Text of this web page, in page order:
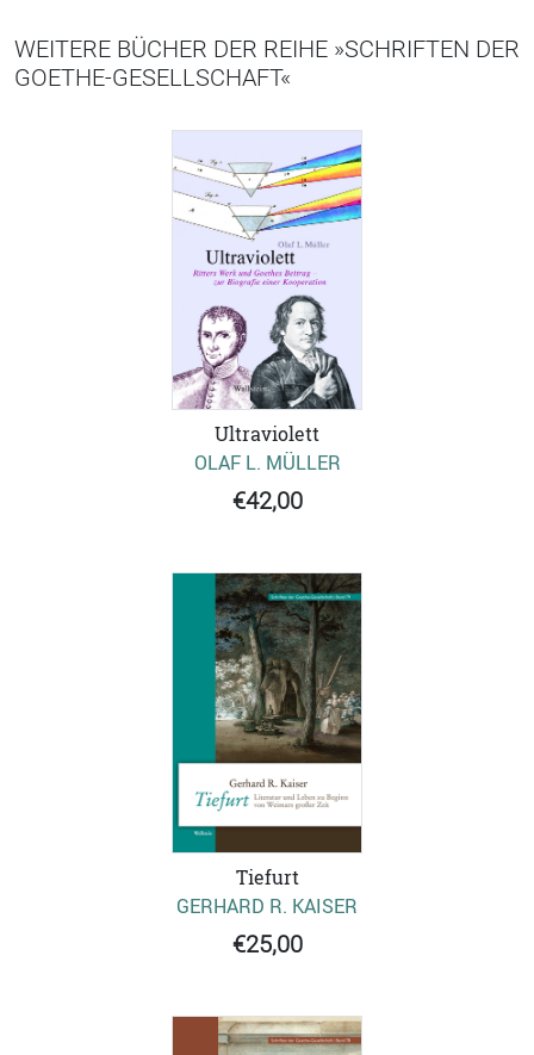
WEITERE BÜCHER DER REIHE »SCHRIFTEN DER
GOETHE-GESELLSCHAFT«
Ultraviolett
OLAF L. MÜLLER
€42,00
Tiefurt
GERHARD R. KAISER
€25,00